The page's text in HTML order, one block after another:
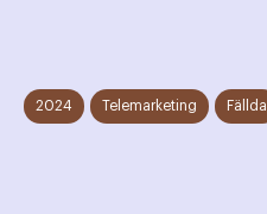
2024 Telemarketing Fällda